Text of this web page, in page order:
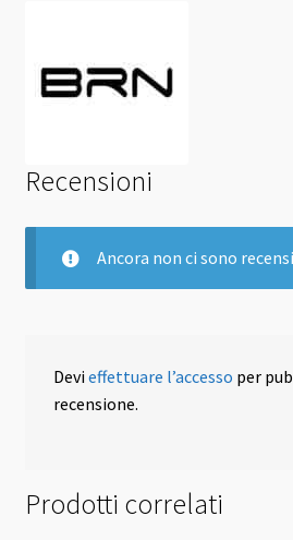
Recensioni
Ancora non ci sono
Devieffettuare l’accesso per
recensione.
Prodotti correlati